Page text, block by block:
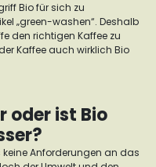
Bio für sich zu
„green-washen“. Deshalb
den richtigen Kaffee zu
Kaffee auch wirklich Bio
oder ist Bio
Anforderungen an das